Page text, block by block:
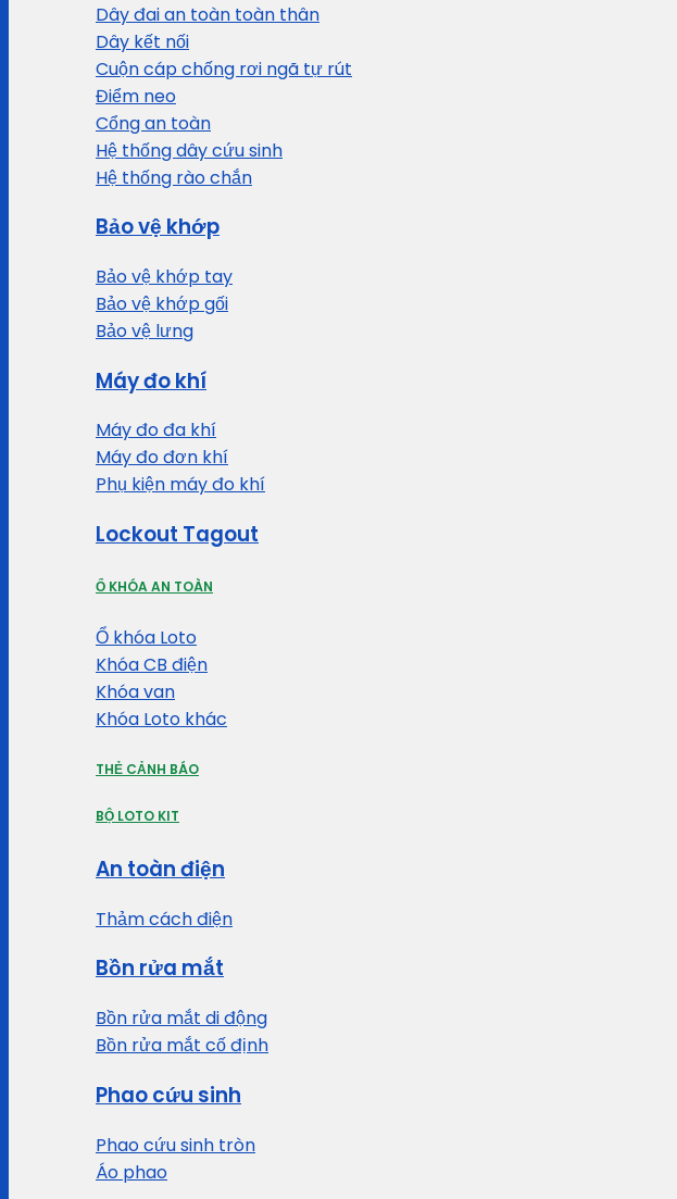
Dây đai an toàn toàn thân
Dây kết nối
Cuộn cáp chống rơi ngã tự rút
Điểm neo
Cổng an toàn
Hệ thống dây cứu sinh
Hệ thống rào chắn
Bảo vệ khớp
Bảo vệ khớp tay
Bảo vệ khớp gối
Bảo vệ lưng
Máy đo khí
Máy đo đa khí
Máy đo đơn khí
Phụ kiện máy đo khí
Lockout Tagout
Ổ KHÓA AN TOÀN
Ổ khóa Loto
Khóa CB điện
Khóa van
Khóa Loto khác
THẺ CẢNH BÁO
BỘ LOTO KIT
An toàn điện
Thảm cách điện
Bồn rửa mắt
Bồn rửa mắt di động
Bồn rửa mắt cố định
Phao cứu sinh
Phao cứu sinh tròn
Áo phao